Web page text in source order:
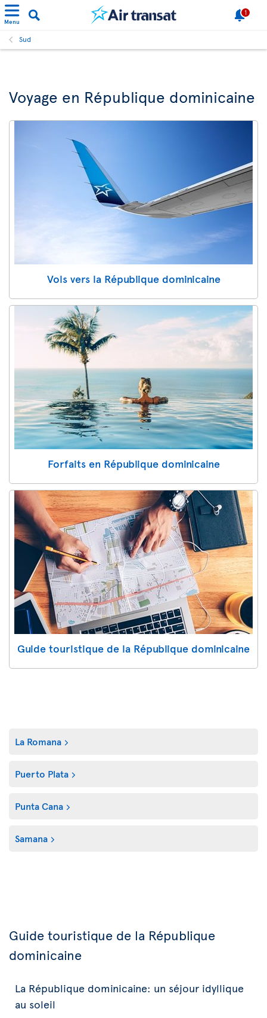
Menu
1
Sud
Voyage en République dominicaine
Vols vers la République dominicaine
Forfaits en République dominicaine
Guide touristique de la République dominicaine
La Romana
Puerto Plata
Punta Cana
Samana
Guide touristique de la République
dominicaine
La République dominicaine: un séjour idyllique
au soleil